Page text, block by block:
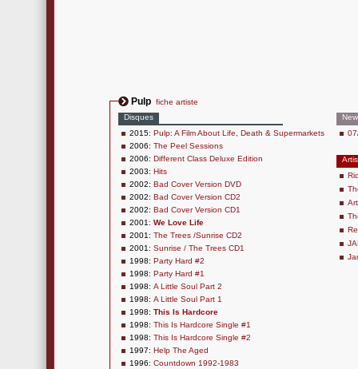
Pulp fiche artiste
Disques
2015: Pulp: A Film About Life, Death & Supermarkets
2006: The Peel Sessions
2006: Different Class Deluxe Edition
2003: Hits
2002: Bad Cover Version DVD
2002: Bad Cover Version CD2
2002: Bad Cover Version CD1
2001: We Love Life
2001: The Trees /Sunrise CD2
2001: Sunrise / The Trees CD1
1998: Party Hard #2
1998: Party Hard #1
1998: A Little Soul Part 2
1998: A Little Soul Part 1
1998: This Is Hardcore
1998: This Is Hardcore Single #1
1998: This Is Hardcore Single #2
1997: Help The Aged
1996: Countdown 1992-1983